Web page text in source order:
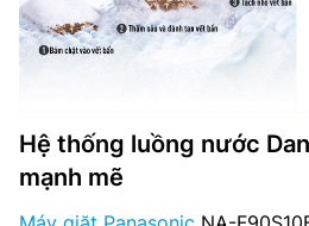
Hệ thống luồng nước
mạnh mẽ